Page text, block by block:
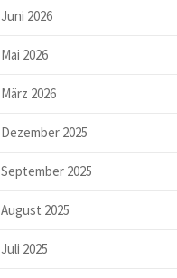
Juni 2026
Mai 2026
März 2026
Dezember 2025
September 2025
August 2025
Juli 2025